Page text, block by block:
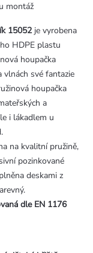
montáž
15052 je vyrobena
HDPE plastu
houpačka
své fantazie
houpačka
a
i lákadlem u
na kvalitní pružině,
pozinkované
deskami z
dle EN 1176